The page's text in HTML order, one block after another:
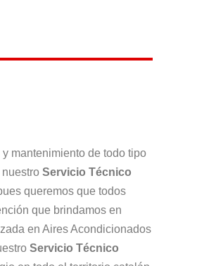
mantenimiento de todo tipo
Servicio Técnico
queremos que todos
que brindamos en
en Aires Acondicionados
Servicio Técnico